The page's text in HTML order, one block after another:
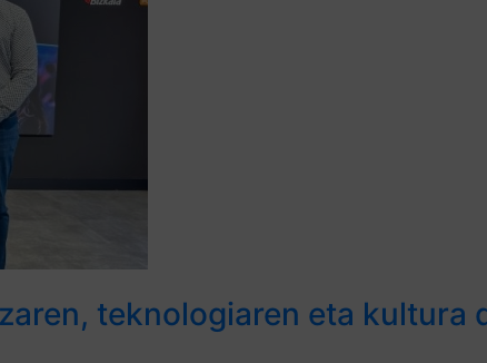
teknologiaren eta kultura